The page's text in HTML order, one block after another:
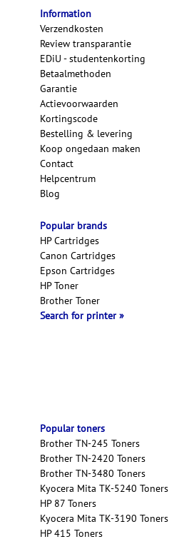
Information
Verzendkosten
Review transparantie
EDiU - studentenkorting
Betaalmethoden
Garantie
Actievoorwaarden
Kortingscode
Bestelling & levering
Koop ongedaan maken
Contact
Helpcentrum
Blog
Popular toners
Brother TN-245 Toners
Brother TN-2420 Toners
Brother TN-3480 Toners
Kyocera Mita TK-5240 Toners
HP 87 Toners
Kyocera Mita TK-3190 Toners
HP 415 Toners
Popular brands
HP Cartridges
Canon Cartridges
Epson Cartridges
HP Toner
Brother Toner
Search for printer